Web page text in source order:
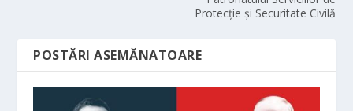
Protecție și Securitate Civilă
POSTĂRI ASEMĂNATOARE